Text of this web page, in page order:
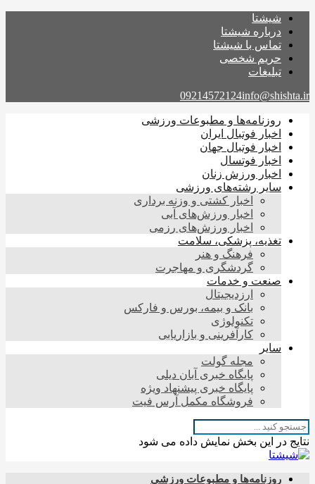
شیشتا
درباره شیشتا
تماس با شیشتا
حریم شخصی
تبلیغات
09214572124info@shishta.ir
روزنامه‌ها و مطبوعات ورزشی
اخبار فوتبال ایران
اخبار فوتبال جهان
اخبار فوتسال
اخبار ورزش زنان
سایر رشته‌های ورزشی
اخبار کشتی و وزنه برداری
اخبار ورزش‌های آبی
اخبار ورزش‌های رزمی
تغذیه، پزشکی، سلامت
فرهنگ و هنر
گردشگری و مهاجرت
صنعت و خدمات
ارزدیجیتال
بانک و بیمه، بورس و فارکس
تکنولوژی
کارآفرینی و بازاریابی
سایر
مجله گولت
پایگاه خبری آبان دیلی
پایگاه خبری پیشنهاد ویژه
فروشگاه مکمل آرس فیت
نتایج در این بخش نمایش داده می شود
روزنامه‌ها و مطبوعات ورزشی